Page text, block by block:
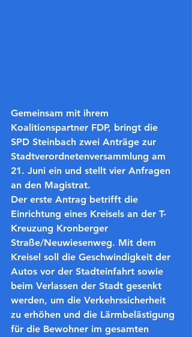
Gemeinsam mit ihrem
Koalitionspartner FDP, bringt die
SPD Steinbach zwei Anträge zur
Stadtverordnetenversammlung am
21. Juni ein und stellt vier Anfragen
an den Magistrat.
Der erste Antrag betrifft die
Einrichtung eines Kreisels an der T-
Kreuzung Kronberger
Straße/Neuwiesenweg. Mit dem
Kreisel soll die Geschwindigkeit der
Autos vor der Stadteinfahrt sowie
beim Verlassen der Stadt gesenkt
werden, um die Verkehrssicherheit
zu erhöhen und die Lärmbelästigung
für die Bewohner im gesamten